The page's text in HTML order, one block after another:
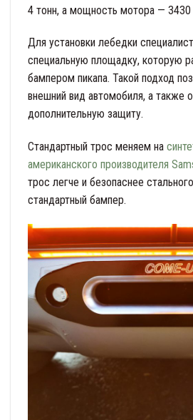
4 тонн, а мощность мотора — 3430
Для установки лебедки
специальную площадку, которую
бампером пикапа. Такой подход
внешний вид автомобиля, а также
дополнительную защиту.
Стандартный трос меняем на
американского производителя
трос легче и безопаснее
стандартный бампер.